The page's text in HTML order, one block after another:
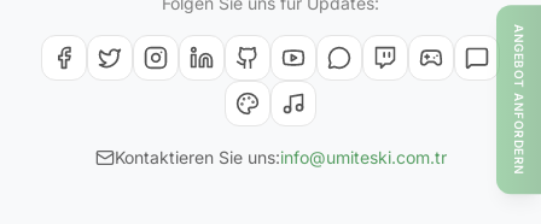
Kontaktieren Sie uns:info@umiteski.com.tr ANGEBOT ANFORDERN